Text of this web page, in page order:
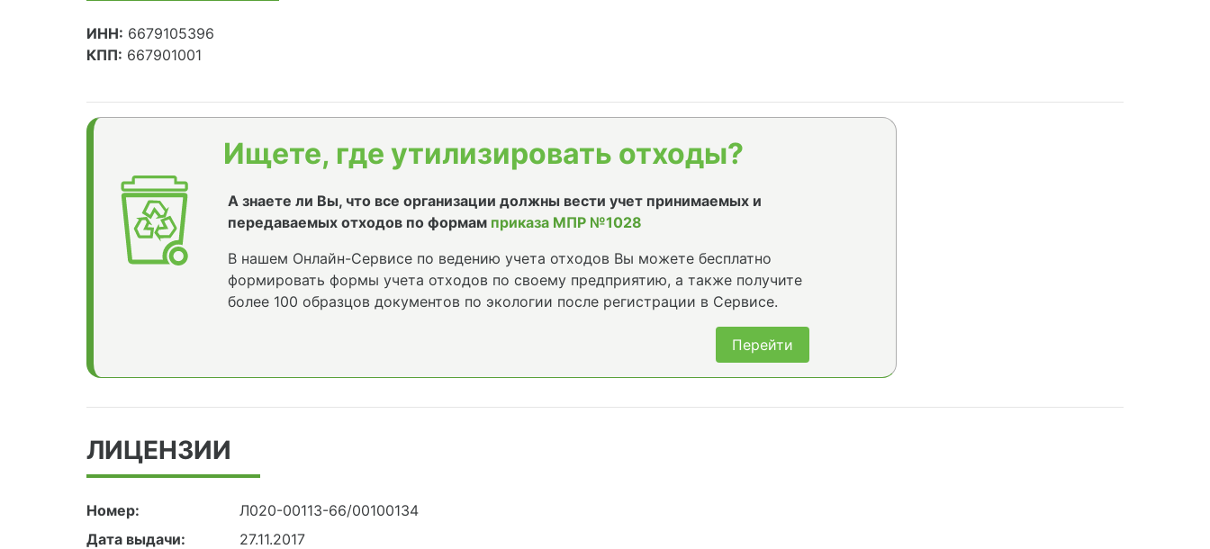
ИНН: 6679105396
КПП: 667901001
Ищете, где утилизировать отходы?
А знаете ли Вы, что все организации должны вести учет принимаемых и
передаваемых отходов по формам приказа МПР №1028
В нашем Онлайн-Сервисе по ведению учета отходов Вы можете бесплатно
формировать формы учета отходов по своему предприятию, а также получите
более 100 образцов документов по экологии после регистрации в Сервисе.
Перейти
ЛИЦЕНЗИИ
Номер:
Л020-00113-66/00100134
Дата выдачи:
27.11.2017